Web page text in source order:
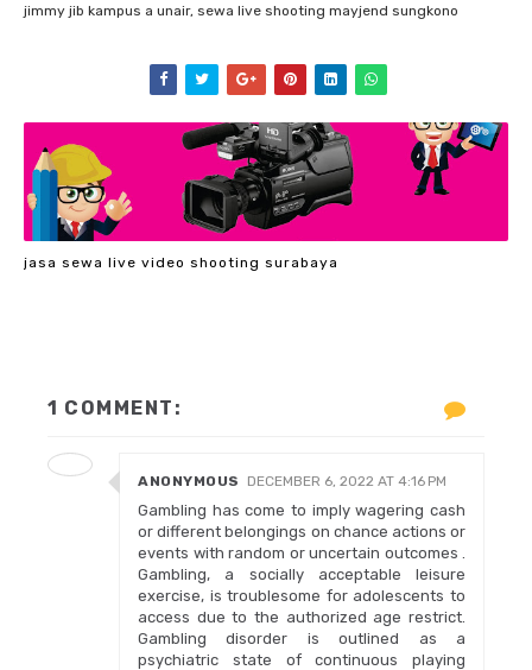
jimmy jib kampus a unair, sewa live shooting mayjend sungkono
jasa sewa live video shooting surabaya
1 COMMENT:
ANONYMOUS DECEMBER 6, 2022 AT 4:16 PM
Gambling has come to imply wagering cash
or different belongings on chance actions or
events with random or uncertain outcomes .
Gambling, a socially acceptable leisure
exercise, is troublesome for adolescents to
access due to the authorized age restrict.
Gambling disorder is outlined as a
psychiatric state of continuous playing